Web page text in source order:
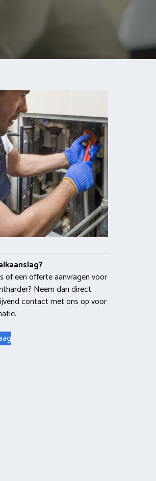
of een offerte aanvragen voor
Neem dan direct
contact met ons op voor